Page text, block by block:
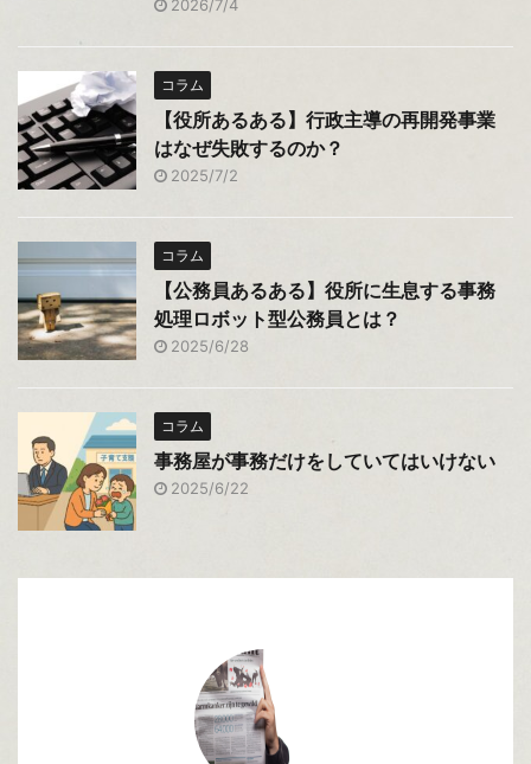
2026/7/4
コラム
【役所あるある】行政主導の再開発事業
はなぜ失敗するのか？
2025/7/2
コラム
【公務員あるある】役所に生息する事務
処理ロボット型公務員とは？
2025/6/28
コラム
事務屋が事務だけをしていてはいけない
2025/6/22